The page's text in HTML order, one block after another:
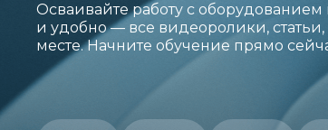
Осваивайте работу с
и удобно — все видеоролики,
месте. Начните обучение прямо